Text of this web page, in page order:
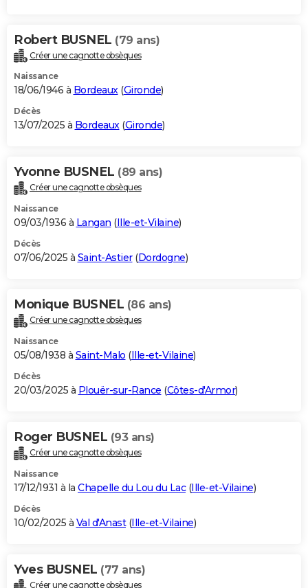
Robert BUSNEL (79 ans)
Créer une cagnotte obsèques
Naissance
18/06/1946 à Bordeaux(Gironde)
Décès
13/07/2025 à Bordeaux(Gironde)
Yvonne BUSNEL (89 ans)
Créer une cagnotte obsèques
Naissance
09/03/1936 à Langan (Ille-et-Vilaine)
Décès
07/06/2025 à Saint-Astier(Dordogne)
Monique BUSNEL (86 ans)
Créer une cagnotte obsèques
Naissance
05/08/1938 à Saint-Malo (Ille-et-Vilaine)
Décès
20/03/2025 à Plouër-sur-Rance (Côtes-d'Armor)
Roger BUSNEL (93 ans)
Créer une cagnotte obsèques
Naissance
17/12/1931 à la Chapelle du Lou du Lac(Ille-et-Vilaine)
Décès
10/02/2025 à Val d'Anast(Ille-et-Vilaine)
Yves BUSNEL (77 ans)
Créer une cagnotte obsèques